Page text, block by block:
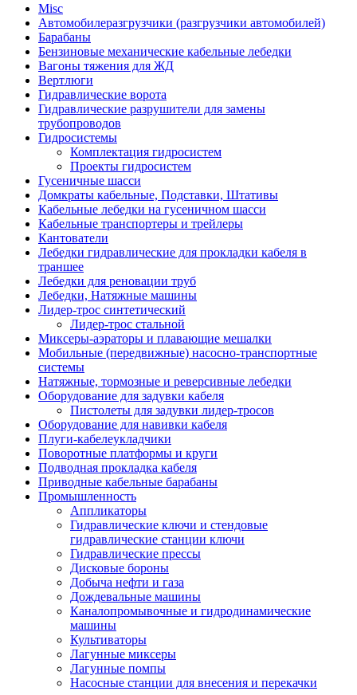
Misc
Автомобилеразгрузчики (разгрузчики автомобилей)
Барабаны
Бензиновые механические кабельные лебедки
Вагоны тяжения для ЖД
Вертлюги
Гидравлические ворота
Гидравлические разрушители для замены
трубопроводов
Гидросистемы
Комплектация гидросистем
Проекты гидросистем
Гусеничные шасси
Домкраты кабельные, Подставки, Штативы
Кабельные лебедки на гусеничном шасси
Кабельные транспортеры и трейлеры
Кантователи
Лебедки гидравлические для прокладки кабеля в
траншее
Лебедки для реновации труб
Лебедки, Натяжные машины
Лидер-трос синтетический
Лидер-трос стальной
Миксеры-аэраторы и плавающие мешалки
Мобильные (передвижные) насосно-транспортные
системы
Натяжные, тормозные и реверсивные лебедки
Оборудование для задувки кабеля
Пистолеты для задувки лидер-тросов
Оборудование для навивки кабеля
Плуги-кабелеукладчики
Поворотные платформы и круги
Подводная прокладка кабеля
Приводные кабельные барабаны
Промышленность
Аппликаторы
Гидравлические ключи и стендовые
гидравлические станции ключи
Гидравлические прессы
Дисковые бороны
Добыча нефти и газа
Дождевальные машины
Каналопромывочные и гидродинамические
машины
Культиваторы
Лагунные миксеры
Лагунные помпы
Насосные станции для внесения и перекачки